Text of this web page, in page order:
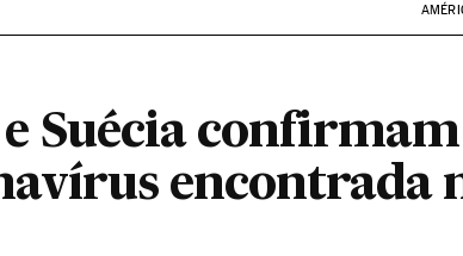
Suécia confirmam
encontrada